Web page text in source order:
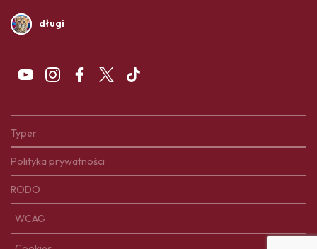
długi
Typer
Polityka prywatności
RODO
WCAG